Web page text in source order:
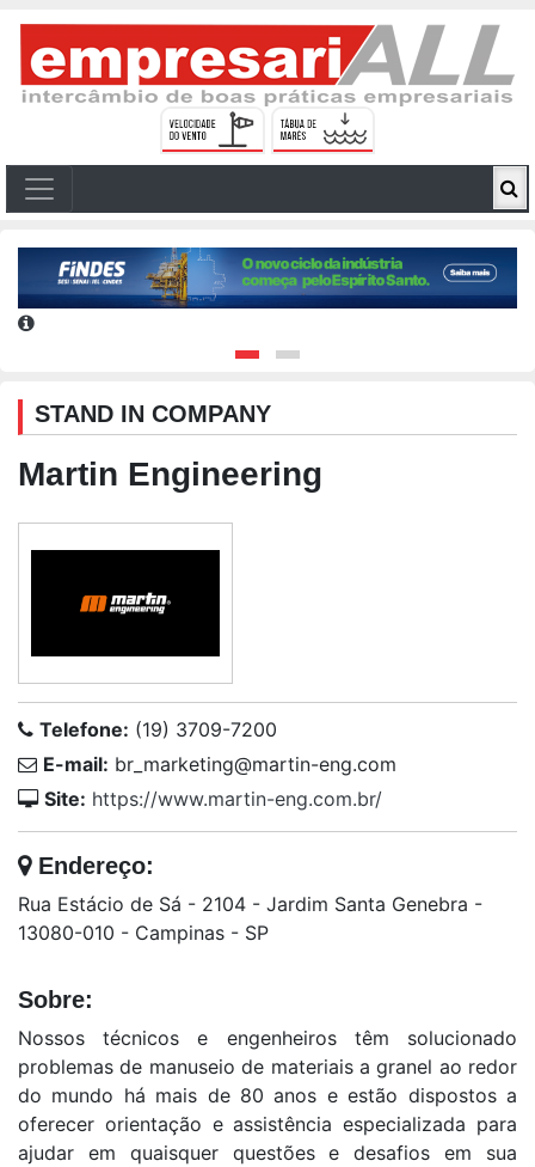
STAND IN COMPANY
Martin Engineering
Telefone: (19) 3709-7200
E-mail: br_marketing@martin-eng.com
Site: https://www.martin-eng.com.br/
Endereço:
Rua Estácio de Sá - 2104 - Jardim Santa Genebra -
13080-010 - Campinas - SP
Sobre:
Nossos técnicos e engenheiros têm solucionado
problemas de manuseio de materiais a granel ao redor
do mundo há mais de 80 anos e estão dispostos a
oferecer orientação e assistência especializada para
ajudar em quaisquer questões e desafios em sua